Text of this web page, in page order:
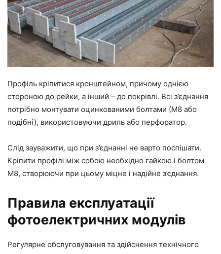
Профіль кріпитися кронштейном, причому однією
стороною до рейки, а інший – до покрівлі. Всі з’єднання
потрібно монтувати оцинкованими болтами (М8 або
подібні), використовуючи дриль або перфоратор.
Слід зауважити, що при з’єднанні не варто поспішати.
Кріпити профілі між собою необхідно гайкою і болтом
М8, створюючи при цьому міцне і надійне з’єднання.
Правила експлуатації
фотоелектричних модулів
Регулярне обслуговування та здійснення технічного